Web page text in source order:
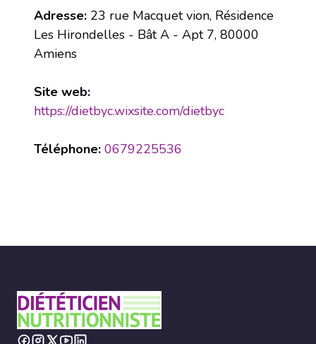
Adresse: 23 rue Macquet vion, Résidence
Les Hirondelles - Bât A - Apt 7, 80000
Amiens
Site web:
https://dietbyc.wixsite.com/dietbyc
Téléphone: 0679225536